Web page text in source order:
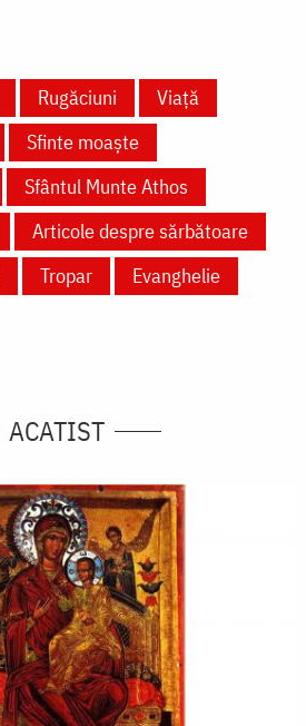
Rugăciuni
Viață
Sfinte moaște
Sfântul Munte Athos
Articole despre sărbătoare
Tropar
Evanghelie
ACATIST